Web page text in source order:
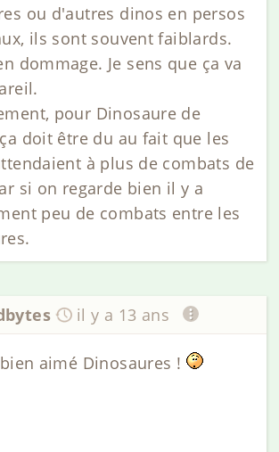
ou d'autres dinos en persos
ils sont souvent faiblards.
dommage. Je sens que ça va
pour Dinosaure de
doit être du au fait que les
à plus de combats de
si on regarde bien il y a
peu de combats entre les
il y a 13 ans
aimé Dinosaures !